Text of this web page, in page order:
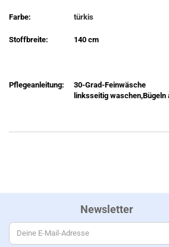
Farbe: türkis
Stoffbreite: 140 cm
Pflegeanleitung:
30-Grad-Feinwäsche
linksseitig waschen,Bügeln
Newsletter